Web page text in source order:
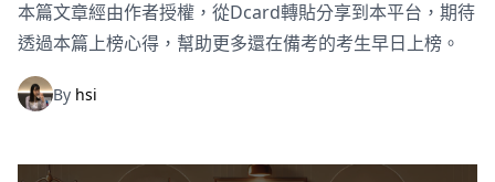
本篇文章經由作者授權，從Dcard轉貼分享到本平台，期待
透過本篇上榜心得，幫助更多還在備考的考生早日上榜。
By hsi